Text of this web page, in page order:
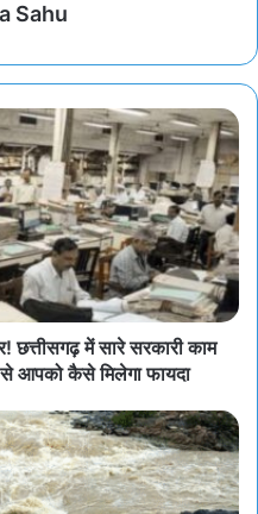
Sahu
छत्तीसगढ़ में सारे सरकारी काम
आपको कैसे मिलेगा फायदा